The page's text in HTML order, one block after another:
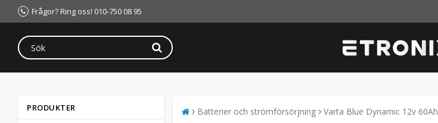
Frågor? Ring oss! 010-750 08 95
PRODUKTER Batterier och strömförsörjning Varta Blue Dynamic 12v 60Ah